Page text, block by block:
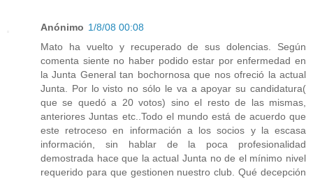
Anónimo 1/8/08 00:08
Mato ha vuelto y recuperado de sus dolencias. Según
comenta siente no haber podido estar por enfermedad en
la Junta General tan bochornosa que nos ofreció la actual
Junta. Por lo visto no sólo le va a apoyar su candidatura(
que se quedó a 20 votos) sino el resto de las mismas,
anteriores Juntas etc..Todo el mundo está de acuerdo que
este retroceso en información a los socios y la escasa
información, sin hablar de la poca profesionalidad
demostrada hace que la actual Junta no de el mínimo nivel
requerido para que gestionen nuestro club. Qué decepción